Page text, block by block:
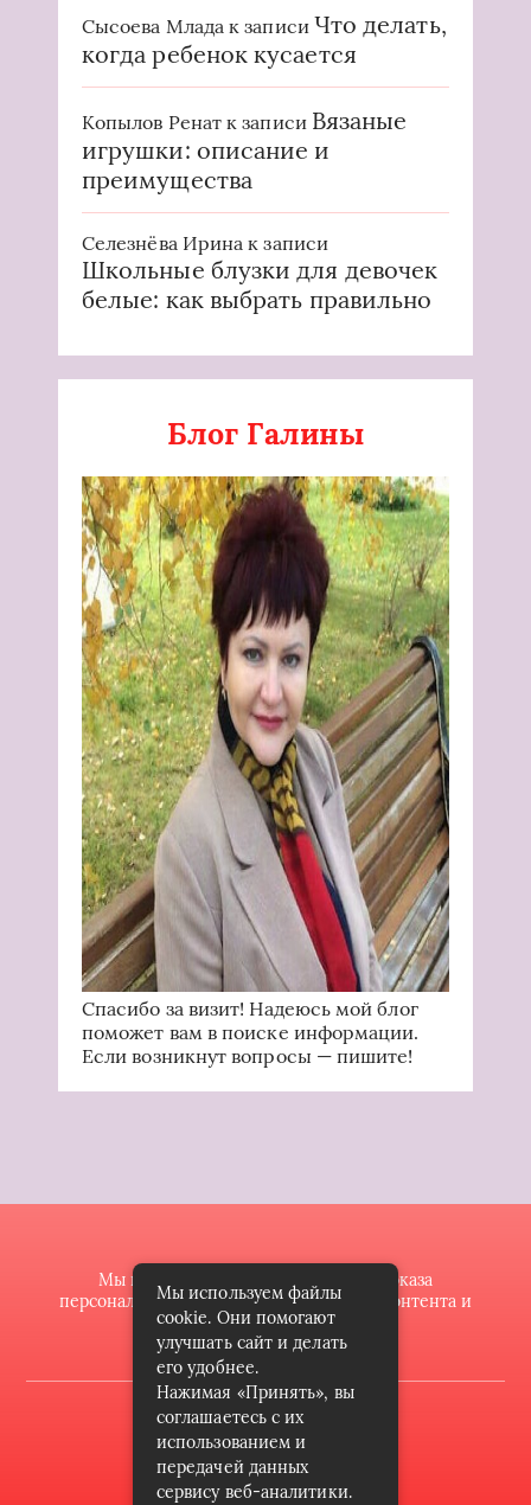
Сысоева Млада к записи Что делать,
когда ребенок кусается
Копылов Ренат к записи Вязаные
игрушки: описание и
преимущества
Селезнёва Ирина к записи
Школьные блузки для девочек
белые: как выбрать правильно
Блог Галины
Спасибо за визит! Надеюсь мой блог
поможет вам в поиске информации.
Если возникнут вопросы — пишите!
Мы используем файлы cookie для показа
персонализированной рекламы и/или контента и
анализа нашего трафика.
2022 © butik-doll.ru
Карта сайта
Контакты
Мы используем файлы
cookie. Они помогают
улучшать сайт и делать
его удобнее.
Нажимая «Принять», вы
соглашаетесь с их
использованием и
передачей данных
сервису веб-аналитики.